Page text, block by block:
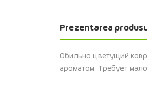
Prezentarea
Обильно цветущий
ароматом. Требует